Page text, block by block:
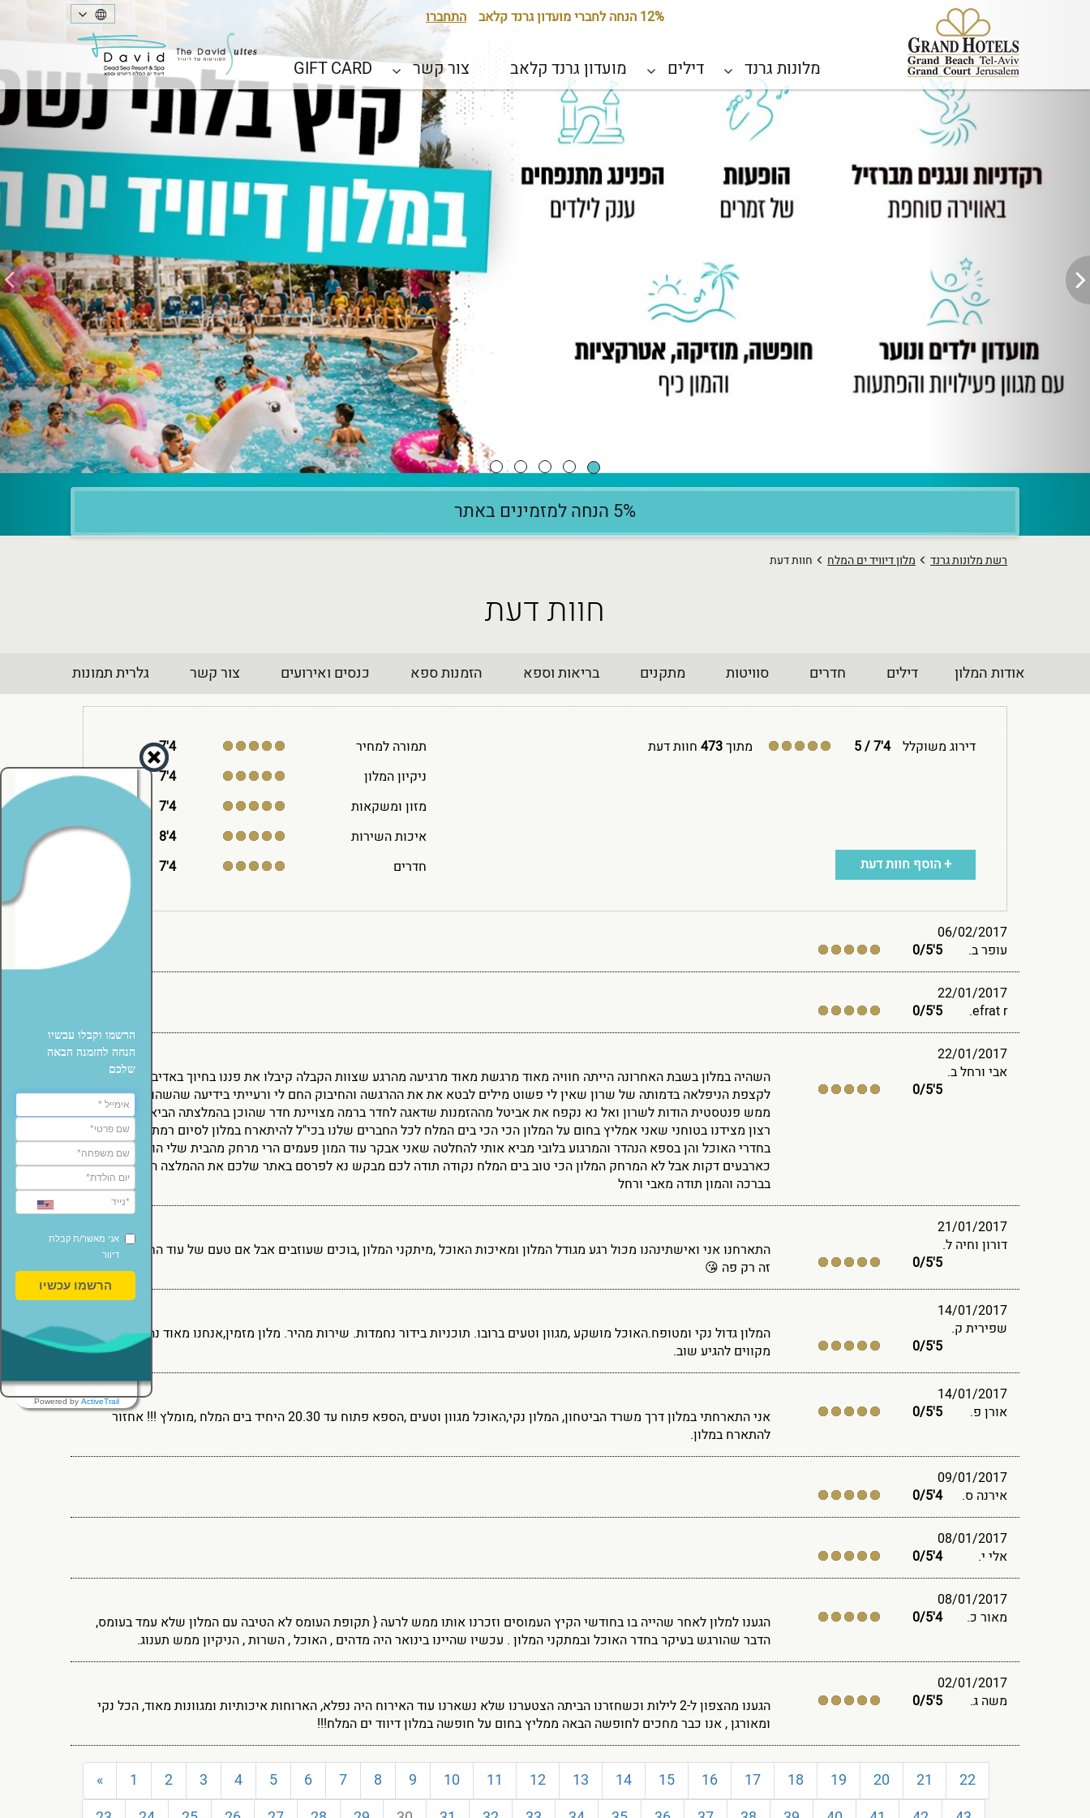
12% הנחה לחברי מועדון גרנד קלאב התחברו
מלונות גרנד דילים מועדון גרנד קלאב צור קשר GIFT CARD
Previous
Next
5% הנחה למזמינים באתר
רשת מלונות גרנד מלון דיוויד ים המלח חוות דעת
חוות דעת
אודות המלון דילים חדרים סוויטות מתקנים בריאות וספא הזמנות ספא כנסים ואירועים צור קשר גלרית תמונות
דירוג משוקלל 4'7
/
5 מתוך473 חוות דעת תמורה למחיר
4'7
ניקיון המלון
4'7
מזון ומשקאות
4'7
איכות השירות
4'8
חדרים
4'7 + הוסף חוות דעת
06/02/2017
עופר ב.
5'0
/5
22/01/2017
efrat r.
5'0
/5
22/01/2017
אבי ורחל ב.
5'0
/5
השהיה במלון בשבת האחרונה הייתה חוויה מאוד מרגשת מאוד מרגיעה מהרגע שצוות הקבלה קיבלו את פננו בחיוך באדיבות ונגיע
לקצפת הניפלאה בדמותה של שרון שאין לי פשוט מילים לבטא את את ההרגשה והחיבוק החם לי ורעייתי בידיעה שהשהות הפעם תהי
ממש פנטסטית הודות לשרון ואל נא נקפח את אביטל מההזמנות שדאגה לחדר ברמה מצויינת חדר שהוכן בהמלצתה הביא לשביעות
רצון מצידנו בטוחני שאני אמליץ בחום על המלון הכי הכי בים המלח לכל החברים שלנו בכי"ל להיתארח במלון לסיום רמת השירות הן
בחדרי האוכל והן בספא הנהדר והמרגוע בלובי מביא אותי להחלטה שאני אבקר עוד המון פעמים הרי מרחק מהבית שלי הוא סך הכל
כארבעים דקות אבל לא המרחק המלון הכי טוב בים המלח נקודה תודה לכם מבקש נא לפרסם באתר שלכם את ההמלצה החמה שלנו
בברכה והמון תודה מאבי ורחל
21/01/2017
דורון וחיה ל.
5'0
/5
התארחנו אני ואישתינהנו מכול רגע מגודל המלון ומאיכות האוכל ,מיתקני המלון ,בוכים שעוזבים אבל אם טעם של עוד החופשה הבאה
זה רק פה 😘
14/01/2017
שפירית ק.
5'0
/5
המלון גדול נקי ומטופח.האוכל מושקע ,מגוון וטעים ברובו. תוכניות בידור נחמדות. שירות מהיר. מלון מזמין,אנחנו מאוד נהנינו מאוד
מקווים להגיע שוב.
14/01/2017
אורן פ.
5'0
/5
אני התארחתי במלון דרך משרד הביטחון, המלון נקי,האוכל מגוון וטעים ,הספא פתוח עד 20.30 היחיד בים המלח ,מומלץ !!! אחזור
להתארח במלון.
09/01/2017
אירנה ס.
4'0
/5
08/01/2017
אלי י.
4'0
/5
08/01/2017
מאור כ.
4'0
/5
הגענו למלון לאחר שהייה בו בחודשי הקיץ העמוסים וזכרנו אותו ממש לרעה { תקופת העומס לא הטיבה עם המלון שלא עמד בעומס,
הדבר שהורגש בעיקר בחדר האוכל ובמתקני המלון . עכשיו שהיינו בינואר היה מדהים , האוכל , השרות , הניקיון ממש תענוג.
02/01/2017
משה ג.
5'0
/5
הגענו מהצפון ל-2 לילות וכשחזרנו הביתה הצטערנו שלא נשארנו עוד האירוח היה נפלא, הארוחות איכותיות ומגוונות מאוד, הכל נקי
ומאורגן , אנו כבר מחכים לחופשה הבאה ממליץ בחום על חופשה במלון דיווד ים המלח!!!
« 1 2 3 4 5 6 7 8 9 10 11 12 13 14 15 16 17 18 19 20 21
22
הרשמו וקבלו עכשיו
הנחה להזמנה הבאה
שלכם
אני מאשר/ת קבלת
דיוור
הרשמו עכשיו
Powered by ActiveTrail